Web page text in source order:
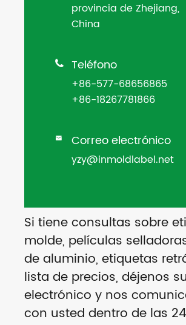
provincia de Zhejiang,
China
 Teléfono
+86-577-68656865
+86-18267781866
 Correo electrónico
yzy@inmoldlabel.net
Si tiene consultas sobre
molde, películas
de aluminio, etiquetas
lista de precios, déjenos
electrónico y nos
con usted dentro de las